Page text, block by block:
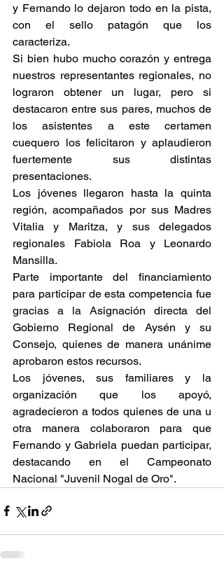
y Fernando lo dejaron todo en la pista,
con el sello patagón que los
caracteriza.
Si bien hubo mucho corazón y entrega
nuestros representantes regionales, no
lograron obtener un lugar, pero si
destacaron entre sus pares, muchos de
los asistentes a este certamen
cuequero los felicitaron y aplaudieron
fuertemente sus distintas
presentaciones.
Los jóvenes llegaron hasta la quinta
región, acompañados por sus Madres
Vitalia y Maritza, y sus delegados
regionales Fabiola Roa y Leonardo
Mansilla.
Parte importante del financiamiento
para participar de esta competencia fue
gracias a la Asignación directa del
Gobierno Regional de Aysén y su
Consejo, quienes de manera unánime
aprobaron estos recursos.
Los jóvenes, sus familiares y la
organización que los apoyó,
agradecieron a todos quienes de una u
otra manera colaboraron para que
Fernando y Gabriela puedan participar,
destacando en el Campeonato
Nacional "Juvenil Nogal de Oro".